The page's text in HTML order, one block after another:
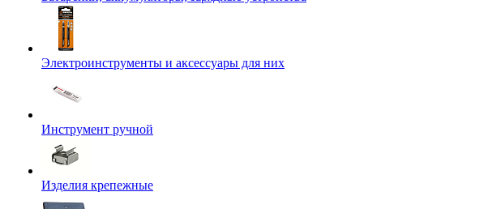
Электроинструменты и аксессуары для них
Инструмент ручной
Изделия крепежные